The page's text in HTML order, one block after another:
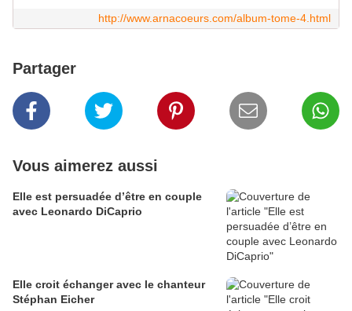
http://www.arnacoeurs.com/album-tome-4.html
Partager
Vous aimerez aussi
Elle est persuadée d’être en couple
avec Leonardo DiCaprio
Elle croit échanger avec le chanteur
Stéphan Eicher